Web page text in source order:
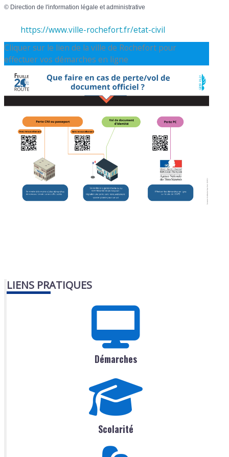
© Direction de l'information légale et administrative
https://www.ville-rochefort.fr/etat-civil
Cliquer sur le lien de la ville de Rochefort pour
effectuer vos démarches en ligne
LIENS PRATIQUES
Démarches
Scolarité